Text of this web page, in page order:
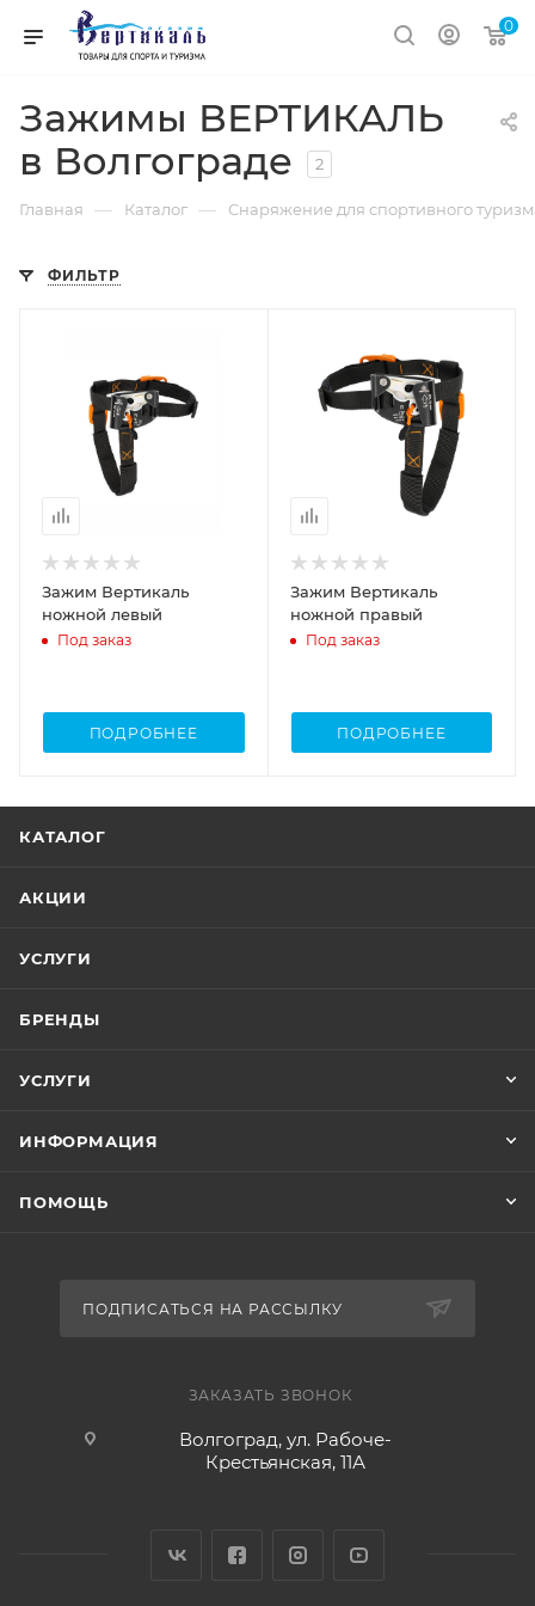
0
Зажимы ВЕРТИКАЛЬ
в Волгограде
2
Главная — Каталог — Снаряжение для спортивного
ФИЛЬТР
Зажим Вертикаль
ножной левый
Под заказ
ПОДРОБНЕЕ
Зажим Вертикаль
ножной правый
Под заказ
ПОДРОБНЕЕ
КАТАЛОГ
АКЦИИ
УСЛУГИ
БРЕНДЫ
УСЛУГИ
ИНФОРМАЦИЯ
ПОМОЩЬ
ПОДПИСАТЬСЯ НА РАССЫЛКУ
ЗАКАЗАТЬ ЗВОНОК
Волгоград, ул. Рабоче-
Крестьянская, 11А